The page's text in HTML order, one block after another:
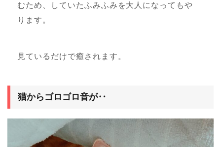
むため、していたふみふみを大人になってもや
ります。
見ているだけで癒されます。
猫からゴロゴロ音が‥